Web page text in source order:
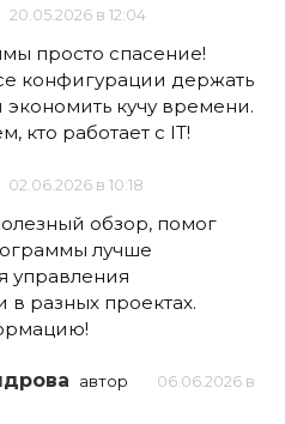
20.05.2026 в 12:04
просто спасение!
конфигурации держать
кучу времени.
кто работает с IT!
02.06.2026 в 10:18
обзор, помог
лучше
управления
разных проектах.
автор
06.06.2026 в